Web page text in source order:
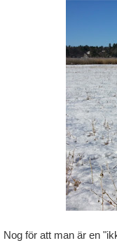
Nog för att man är en